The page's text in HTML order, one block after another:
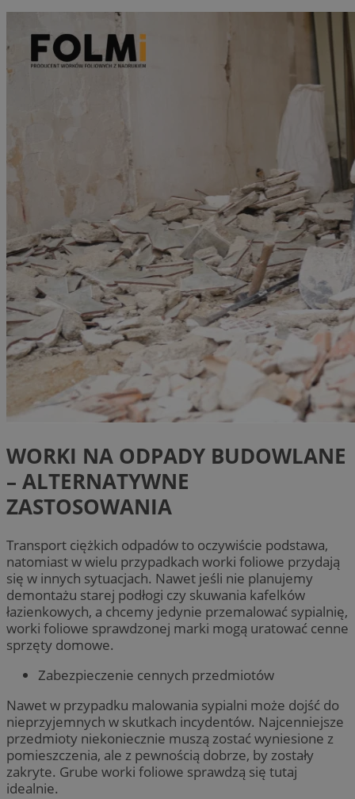
WORKI NA ODPADY BUDOWLANE
– ALTERNATYWNE
ZASTOSOWANIA
Transport ciężkich odpadów to oczywiście podstawa,
natomiast w wielu przypadkach worki foliowe przydają
się w innych sytuacjach. Nawet jeśli nie planujemy
demontażu starej podłogi czy skuwania kafelków
łazienkowych, a chcemy jedynie przemalować sypialnię,
worki foliowe sprawdzonej marki mogą uratować cenne
sprzęty domowe.
Zabezpieczenie cennych przedmiotów
Nawet w przypadku malowania sypialni może dojść do
nieprzyjemnych w skutkach incydentów. Najcenniejsze
przedmioty niekoniecznie muszą zostać wyniesione z
pomieszczenia, ale z pewnością dobrze, by zostały
zakryte. Grube worki foliowe sprawdzą się tutaj
idealnie.